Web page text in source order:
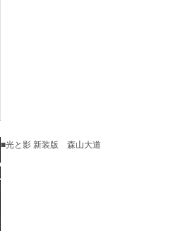
■光と影 新装版 森山大道